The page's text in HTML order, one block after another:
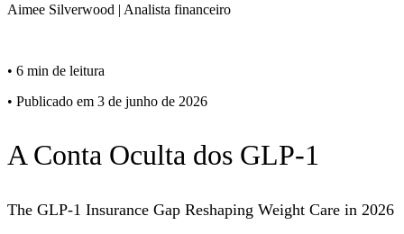
Aimee Silverwood | Analista financeiro
• 6 min de leitura
• Publicado em 3 de junho de 2026
A Conta Oculta dos GLP‑1
The GLP-1 Insurance Gap Reshaping Weight Care in 2026